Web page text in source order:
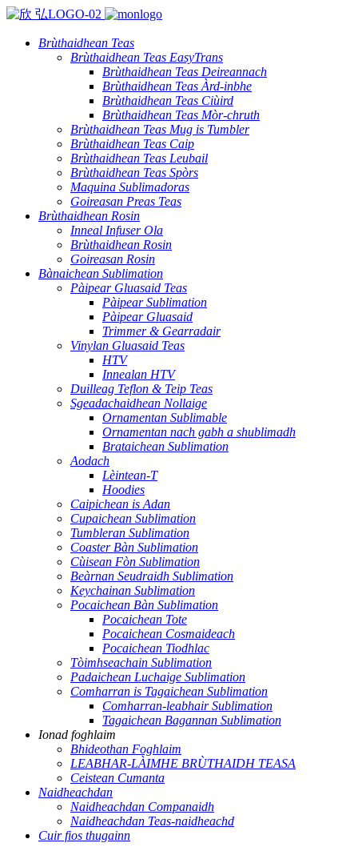
Brùthaidhean Teas
Brùthaidhean Teas EasyTrans
Brùthaidhean Teas Deireannach
Brùthaidhean Teas Àrd-inbhe
Brùthaidhean Teas Ciùird
Brùthaidhean Teas Mòr-chruth
Brùthaidhean Teas Mug is Tumbler
Brùthaidhean Teas Caip
Brùthaidhean Teas Leubail
Brùthaidhean Teas Spòrs
Maquina Sublimadoras
Goireasan Preas Teas
Brùthaidhean Rosin
Inneal Infuser Ola
Brùthaidhean Rosin
Goireasan Rosin
Bànaichean Sublimation
Pàipear Gluasaid Teas
Pàipear Sublimation
Pàipear Gluasaid
Trimmer & Gearradair
Vinylan Gluasaid Teas
HTV
Innealan HTV
Duilleag Teflon & Teip Teas
Sgeadachaidhean Nollaige
Ornamentan Sublimable
Ornamentan nach gabh a shublimadh
Brataichean Sublimation
Aodach
Lèintean-T
Hoodies
Caipichean is Adan
Cupaichean Sublimation
Tumbleran Sublimation
Coaster Bàn Sublimation
Cùisean Fòn Sublimation
Beàrnan Seudraidh Sublimation
Keychainan Sublimation
Pocaichean Bàn Sublimation
Pocaichean Tote
Pocaichean Cosmaideach
Pocaichean Tiodhlac
Tòimhseachain Sublimation
Padaichean Luchaige Sublimation
Comharran is Tagaichean Sublimation
Comharran-leabhair Sublimation
Tagaichean Bagannan Sublimation
Ionad foghlaim
Bhideothan Foghlaim
LEABHAR-LÀIMHE BRÙTHAIDH TEASA
Ceistean Cumanta
Naidheachdan
Naidheachdan Companaidh
Naidheachdan Teas-naidheachd
Cuir fios thugainn